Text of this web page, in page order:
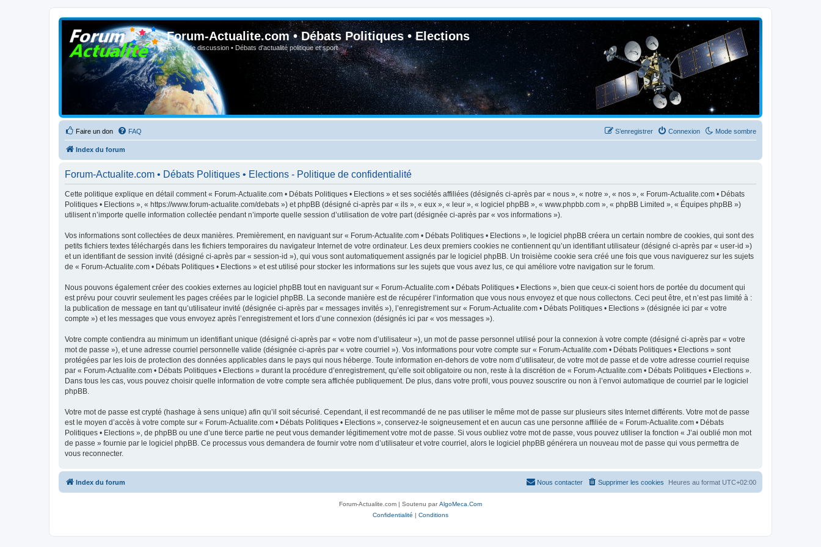
Forum-Actualite.com • Débats Politiques • Elections
Forum de discussion • Débats d'actualité politique et sport
Faire un don Mode sombre
FAQ Connexion
S’enregistrer
Index du forum
Forum-Actualite.com • Débats Politiques • Elections - Politique de confidentialité
Cette politique explique en détail comment « Forum-Actualite.com • Débats Politiques • Elections » et ses sociétés affiliées (désignés ci-après par « nous », « notre », « nos », « Forum-Actualite.com • Débats
Politiques • Elections », « https://www.forum-actualite.com/debats ») et phpBB (désigné ci-après par « ils », « eux », « leur », « logiciel phpBB », « www.phpbb.com », « phpBB Limited », « Équipes phpBB »)
utilisent n’importe quelle information collectée pendant n’importe quelle session d’utilisation de votre part (désignée ci-après par « vos informations »).
Vos informations sont collectées de deux manières. Premièrement, en naviguant sur « Forum-Actualite.com • Débats Politiques • Elections », le logiciel phpBB créera un certain nombre de cookies, qui sont des
petits fichiers textes téléchargés dans les fichiers temporaires du navigateur Internet de votre ordinateur. Les deux premiers cookies ne contiennent qu’un identifiant utilisateur (désigné ci-après par « user-id »)
et un identifiant de session invité (désigné ci-après par « session-id »), qui vous sont automatiquement assignés par le logiciel phpBB. Un troisième cookie sera créé une fois que vous naviguerez sur les sujets
de « Forum-Actualite.com • Débats Politiques • Elections » et est utilisé pour stocker les informations sur les sujets que vous avez lus, ce qui améliore votre navigation sur le forum.
Nous pouvons également créer des cookies externes au logiciel phpBB tout en naviguant sur « Forum-Actualite.com • Débats Politiques • Elections », bien que ceux-ci soient hors de portée du document qui
est prévu pour couvrir seulement les pages créées par le logiciel phpBB. La seconde manière est de récupérer l’information que vous nous envoyez et que nous collectons. Ceci peut être, et n’est pas limité à :
la publication de message en tant qu’utilisateur invité (désignée ci-après par « messages invités »), l’enregistrement sur « Forum-Actualite.com • Débats Politiques • Elections » (désignée ici par « votre
compte ») et les messages que vous envoyez après l’enregistrement et lors d’une connexion (désignés ici par « vos messages »).
Votre compte contiendra au minimum un identifiant unique (désigné ci-après par « votre nom d’utilisateur »), un mot de passe personnel utilisé pour la connexion à votre compte (désigné ci-après par « votre
mot de passe »), et une adresse courriel personnelle valide (désignée ci-après par « votre courriel »). Vos informations pour votre compte sur « Forum-Actualite.com • Débats Politiques • Elections » sont
protégées par les lois de protection des données applicables dans le pays qui nous héberge. Toute information en-dehors de votre nom d’utilisateur, de votre mot de passe et de votre adresse courriel requise
par « Forum-Actualite.com • Débats Politiques • Elections » durant la procédure d’enregistrement, qu’elle soit obligatoire ou non, reste à la discrétion de « Forum-Actualite.com • Débats Politiques • Elections ».
Dans tous les cas, vous pouvez choisir quelle information de votre compte sera affichée publiquement. De plus, dans votre profil, vous pouvez souscrire ou non à l’envoi automatique de courriel par le logiciel
phpBB.
Votre mot de passe est crypté (hashage à sens unique) afin qu’il soit sécurisé. Cependant, il est recommandé de ne pas utiliser le même mot de passe sur plusieurs sites Internet différents. Votre mot de passe
est le moyen d’accès à votre compte sur « Forum-Actualite.com • Débats Politiques • Elections », conservez-le soigneusement et en aucun cas une personne affiliée de « Forum-Actualite.com • Débats
Politiques • Elections », de phpBB ou une d’une tierce partie ne peut vous demander légitimement votre mot de passe. Si vous oubliez votre mot de passe, vous pouvez utiliser la fonction « J’ai oublié mon mot
de passe » fournie par le logiciel phpBB. Ce processus vous demandera de fournir votre nom d’utilisateur et votre courriel, alors le logiciel phpBB générera un nouveau mot de passe qui vous permettra de
vous reconnecter.
Index du forum Heures au format UTC+02:00
Supprimer les cookies
Nous contacter
Forum-Actualite.com | Soutenu parAlgoMeca.Com
Confidentialité | Conditions